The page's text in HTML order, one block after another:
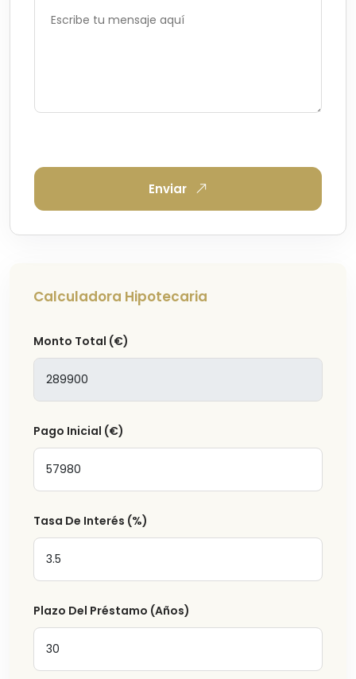
Enviar
Calculadora Hipotecaria
Monto Total (€)
Pago Inicial (€)
Tasa De Interés (%)
Plazo Del Préstamo (Años)